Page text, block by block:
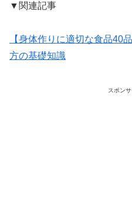
▼関連記事
【身体作りに適切な食品40
方の基礎知識
スポン